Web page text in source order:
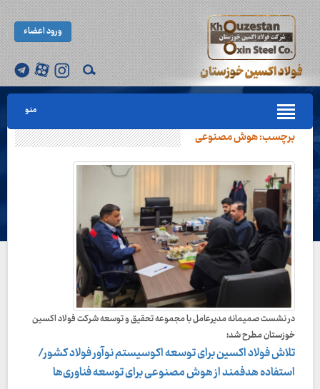
ورود اعضاء
منو
برچسب:هوش مصنوعی
در نشست صمیمانه مدیرعامل با مجموعه تحقیق و توسعه شرکت فولاد اکسین
خوزستان مطرح شد؛
تلاش فولاد اکسین برای توسعه اکوسیستم نوآور فولاد کشور/
استفاده هدفمند از هوش مصنوعی برای توسعه فناوری‌ها